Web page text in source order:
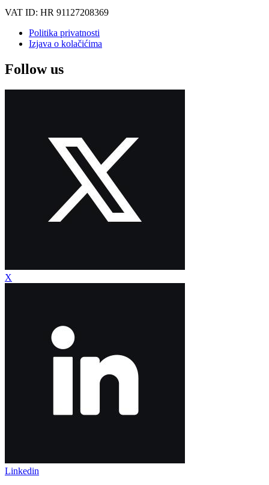
VAT ID: HR 91127208369
Politika privatnosti
Izjava o kolačićima
Follow us
X
Linkedin